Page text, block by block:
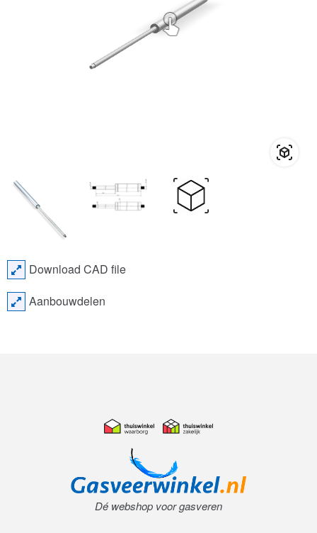
Download CAD file
Aanbouwdelen
Dé webshop voor gasveren